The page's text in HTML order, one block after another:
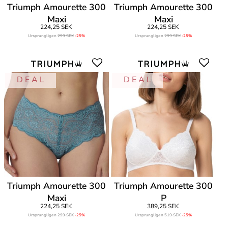
Triumph Amourette 300
Maxi
224,25 SEK
Ursprungligen299 SEK-25%
Triumph Amourette 300
Maxi
224,25 SEK
Ursprungligen299 SEK-25%
D E A L
Triumph Amourette 300
Maxi
224,25 SEK
Ursprungligen299 SEK-25%
D E A L
Triumph Amourette 300
P
389,25 SEK
Ursprungligen519 SEK-25%